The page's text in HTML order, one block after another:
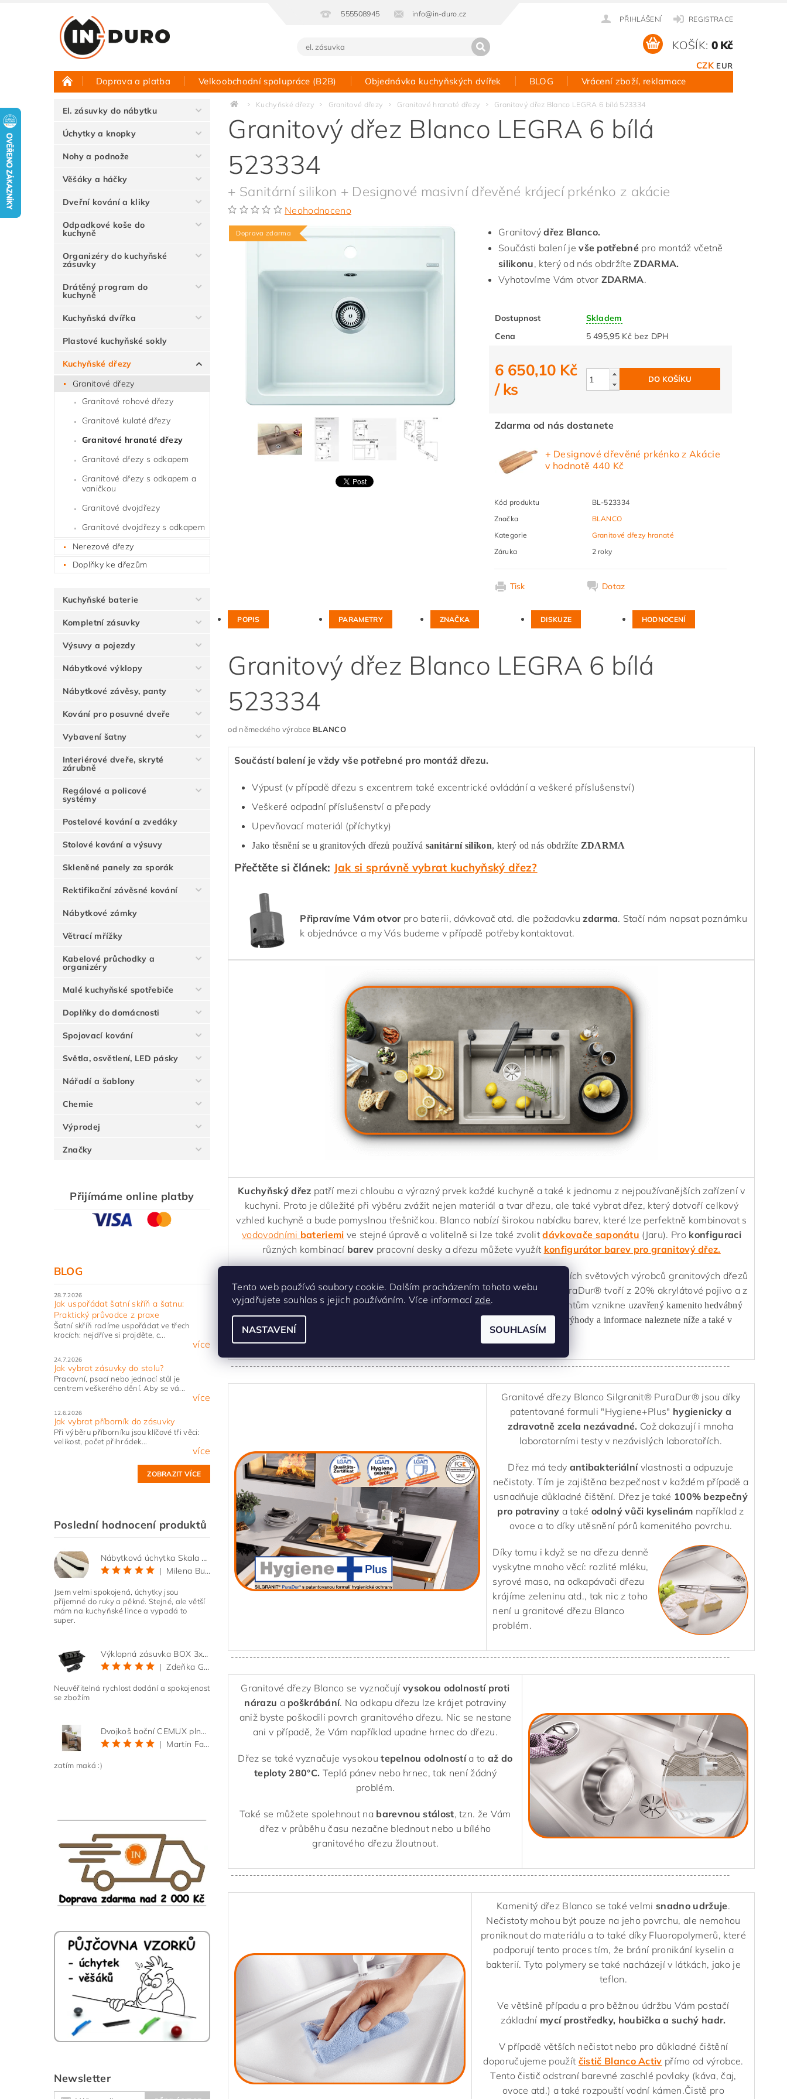
555508945 info@in-duro.cz
PŘIHLÁŠENÍ REGISTRACE
CZK EUR
KOŠÍK: 0 Kč
Doprava a platba Velkoobchodní spolupráce (B2B) Objednávka kuchyňských dvířek BLOG Vrácení zboží, reklamace
Půjčovna vzorků Hodnocení obchodu Kontakt
El. zásuvky do nábytku
Úchytky a knopky
Nohy a podnože
Věšáky a háčky
Dveřní kování a kliky
Odpadkové koše do
kuchyně
Organizéry do kuchyňské
zásuvky
Drátěný program do
kuchyně
Kuchyňská dvířka
Plastové kuchyňské sokly
Kuchyňské dřezy
Granitové dřezy
Granitové rohové dřezy
Granitové kulaté dřezy
Granitové hranaté dřezy
Granitové dřezy s odkapem
Granitové dřezy s odkapem a
vaničkou
Granitové dvojdřezy
Granitové dvojdřezy s odkapem
Nerezové dřezy
Doplňky ke dřezům
Kuchyňské baterie
Kompletní zásuvky
Výsuvy a pojezdy
Nábytkové výklopy
Nábytkové závěsy, panty
Kování pro posuvné dveře
Vybavení šatny
Interiérové dveře, skryté
zárubně
Regálové a policové
systémy
Postelové kování a zvedáky
Stolové kování a výsuvy
Skleněné panely za sporák
Rektifikační závěsné kování
Nábytkové zámky
Větrací mřížky
Kabelové průchodky a
organizéry
Malé kuchyňské spotřebiče
Doplňky do domácnosti
Spojovací kování
Světla, osvětlení, LED pásky
Nářadí a šablony
Chemie
Výprodej
Značky
Přijímáme online platby
BLOG
28.7.2026
Jak uspořádat šatní skříň a šatnu:
Praktický průvodce z praxe
Šatní skříň radíme uspořádat ve třech
krocích: nejdříve si projděte, c...
více
24.7.2026
Jak vybrat zásuvky do stolu?
Pracovní, psací nebo jednací stůl je
centrem veškerého dění. Aby se vá...
více
12.6.2026
Jak vybrat příborník do zásuvky
Při výběru příborníku jsou klíčové tři věci:
velikost, počet přihrádek...
více
ZOBRAZIT VÍCE
Poslední hodnocení produktů
Nábytková úchytka Skala černá matná
|
Milena Bučková
Jsem velmi spokojená, úchytky jsou
příjemné do ruky a pěkné. Stejné, ale větší
mám na kuchyňské lince a vypadá to
super.
Výklopná zásuvka BOX 3x 230V s 3m kabelem - černá
|
Zdeňka Gold
Neuvěřitelná rychlost dodání a spokojenost
se zbožím
Dvojkoš boční CEMUX plné dno 3D, s tlumením antracit 200 mm
|
Martin Faltus
zatím maká :)
Newsletter
Kuchyňské dřezy Granitové dřezy Granitové hranaté dřezy Granitový dřez Blanco LEGRA 6 bílá 523334
Granitový dřez Blanco LEGRA 6 bílá
523334
+ Sanitární silikon + Designové masivní dřevěné krájecí prkénko z akácie
Neohodnoceno
Doprava zdarma Granitový dřez Blanco.
Součásti balení jevše potřebné pro montáž včetně
silikonu, který od nás obdržíteZDARMA.
Vyhotovíme Vám otvor ZDARMA.
Dostupnost
Skladem
Cena
5 495,95 Kč bez DPH
6 650,10 Kč
/ ks
Zdarma od nás dostanete
+ Designové dřevěné prkénko z Akácie
v hodnotě 440 Kč
Kód produktu
BL-523334
Značka
BLANCO
Kategorie
Granitové dřezy hranaté
Záruka
2 roky
Tisk Dotaz
POPIS PARAMETRY ZNAČKA DISKUZE HODNOCENÍ
Granitový dřez Blanco LEGRA 6 bílá
523334
od německého výrobce BLANCO
Součástí balení je vždy vše potřebné pro montáž dřezu.
Výpusť (v případě dřezu s excentrem také excentrické ovládání a veškeré příslušenství)
Veškeré odpadní příslušenství a přepady
Upevňovací materiál (příchytky)
Jako těsnění se u granitových dřezů používá sanitární silikon, který od nás obdržíte ZDARMA
Přečtěte si článek: Jak si správně vybrat kuchyňský dřez?
Připravíme Vám otvorpro baterii, dávkovač atd. dle požadavkuzdarma. Stačí nám napsat poznámku
k objednávce a my Vás budeme v případě potřeby kontaktovat.
Kuchyňský dřez patří mezi chloubu a výrazný prvek každé kuchyně a také k jednomu z nejpoužívanějších zařízení v
kuchyni. Proto je důležité při výběru zvážit nejen materiál a tvar dřezu, ale také vybrat dřez, který dotvoří celkový
vzhled kuchyně a bude pomyslnou třešničkou. Blanco nabízí širokou nabídku barev, které lze perfektně kombinovat s
vodovodními bateriemi ve stejné úpravě a volitelně si lze také zvolitdávkovače saponátu (Jaru). Pro konfiguraci
různých kombinací barev pracovní desky a dřezu můžete využít konfigurátor barev pro granitový dřez.
Jedná se o jednoho z největších světových výrobců granitových dřezů
s výrobou a sídlem v Německu a to již od roku 1925. Dřezy SILGRANIT® PuraDur® tvoří z 20% akrylátové pojivo a z
80% kamenivo (drcená žula na nejjemnější fragmenty), díky těmto fragmentům vznikne uzavřený kamenito hedvábný
povrch, který vytváří příjemný vzhled se znatelně kamenitým charakterem. Další výhody a informace naleznete níže a také v
parametrech produktu.
---------------------------------------------------------------------------------------------------------------------------------------
Granitové dřezy Blanco Silgranit® PuraDur® jsou díky
patentované formuli "Hygiene+Plus" hygienicky a
zdravotně zcela nezávadné. Což dokazují i mnoha
laboratorními testy v nezávislých laboratořích.
Dřez má tedy antibakteriálnívlastnosti a odpuzuje
nečistoty. Tím je zajištěna bezpečnost v každém případě a
usnadňuje důkladné čištění. Dřez je také 100% bezpečný
pro potraviny a také odolný vůči kyselinám například z
ovoce a to díky utěsnění pórů kamenitého povrchu.
Díky tomu i když se na dřezu denně
vyskytne mnoho věcí: rozlité mléku,
syrové maso, na odkapávači dřezu
krájíme zeleninu atd., tak nic z toho
není u granitové dřezu Blanco
problém.
---------------------------------------------------------------------------------------------------------------------------------------
Granitové dřezy Blanco se vyznačují vysokou odolností proti
nárazu a poškrábání. Na odkapu dřezu lze krájet potraviny
aniž byste poškodili povrch granitového dřezu. Nic se nestane
ani v případě, že Vám například upadne hrnec do dřezu.
Dřez se také vyznačuje vysokoutepelnou odolnostía to až do
teploty 280°C. Teplá pánev nebo hrnec, tak není žádný
problém.
Také se můžete spolehnout na barevnou stálost, tzn. že Vám
dřez v průběhu času nezačne blednout nebo u bílého
granitového dřezu žloutnout.
---------------------------------------------------------------------------------------------------------------------------------------
Kamenitý dřez Blanco se také velmisnadno udržuje.
Nečistoty mohou být pouze na jeho povrchu, ale nemohou
proniknout do materiálu a to také díky Fluoropolymerů, které
podporují tento proces tím, že brání pronikání kyselin a
bakterií. Tyto polymery se také nacházejí v látkách, jako je
teflon.
Ve většině případu a pro běžnou údržbu Vám postačí
základní mycí prostředky, houbička a suchý hadr.
V případě větších nečistot nebo pro důkladné čištění
doporučujeme použít čistič Blanco Activ přímo od výrobce.
Tento čistič odstraní barevné zaschlé povlaky (káva, čaj,
ovoce atd.) a také rozpouští vodní kámen.Čistě pro
Tento web používá soubory cookie. Dalším procházením tohoto webu
vyjadřujete souhlas s jejich používáním. Více informací zde.
NASTAVENÍ SOUHLASÍM